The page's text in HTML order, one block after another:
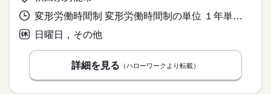
変形労働時間制 変形労働時間制の単位 １年単位 就業時間１ 8時00分〜17時00分
日曜日，その他
詳細を見る （ハローワークより転載）